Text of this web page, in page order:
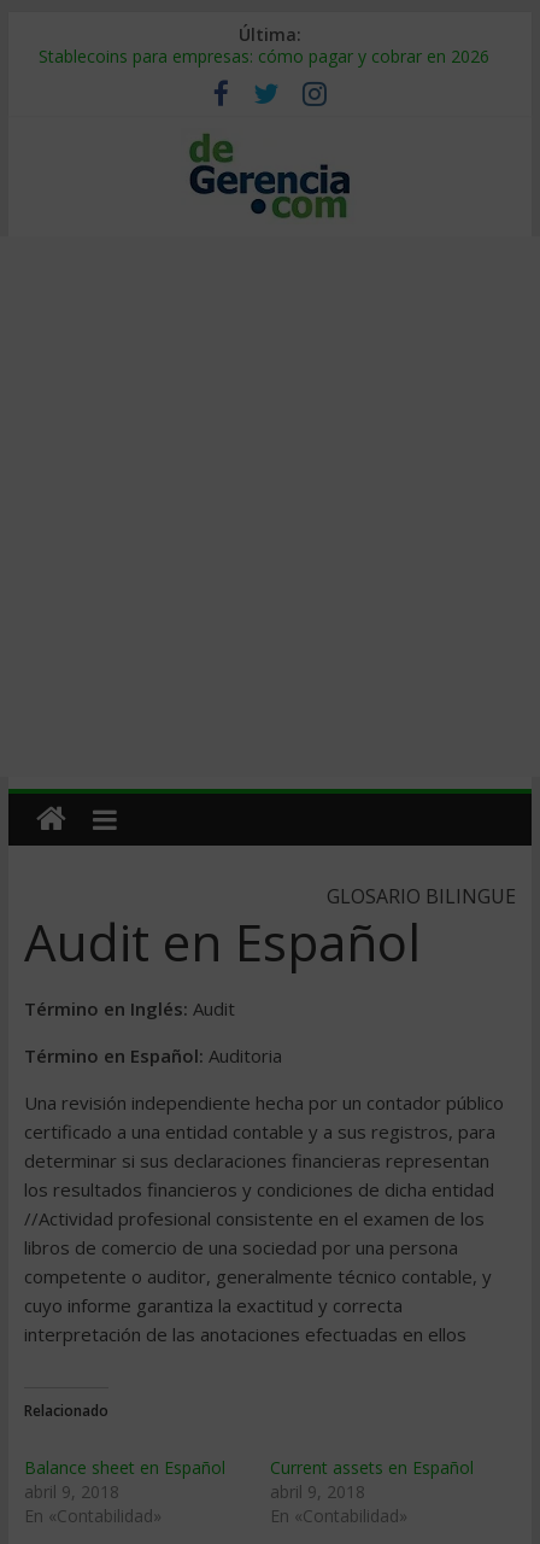
Última:
Stablecoins para empresas: cómo pagar y cobrar en 2026
Despido silencioso: qué es y por qué sale tan caro
IA en selección de personal: cómo auditarla a tiempo
Trabajo forzoso en la cadena de suministro: qué hacer
Mercado hispano de EE. UU.: cómo segmentarlo y venderle
GLOSARIO BILINGUE
Audit en Español
Término en Inglés: Audit
Término en Español: Auditoria
Una revisión independiente hecha por un contador público
certificado a una entidad contable y a sus registros, para
determinar si sus declaraciones financieras representan
los resultados financieros y condiciones de dicha entidad
//Actividad profesional consistente en el examen de los
libros de comercio de una sociedad por una persona
competente o auditor, generalmente técnico contable, y
cuyo informe garantiza la exactitud y correcta
interpretación de las anotaciones efectuadas en ellos
Relacionado
Balance sheet en Español
abril 9, 2018
En «Contabilidad»
Current assets en Español
abril 9, 2018
En «Contabilidad»